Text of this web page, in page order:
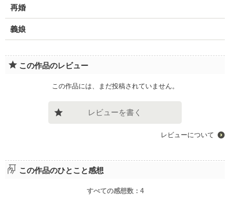
再婚
義娘
この作品のレビュー
この作品には、まだ投稿されていません。
レビューを書く
レビューについて
この作品のひとこと感想
すべての感想数： 4